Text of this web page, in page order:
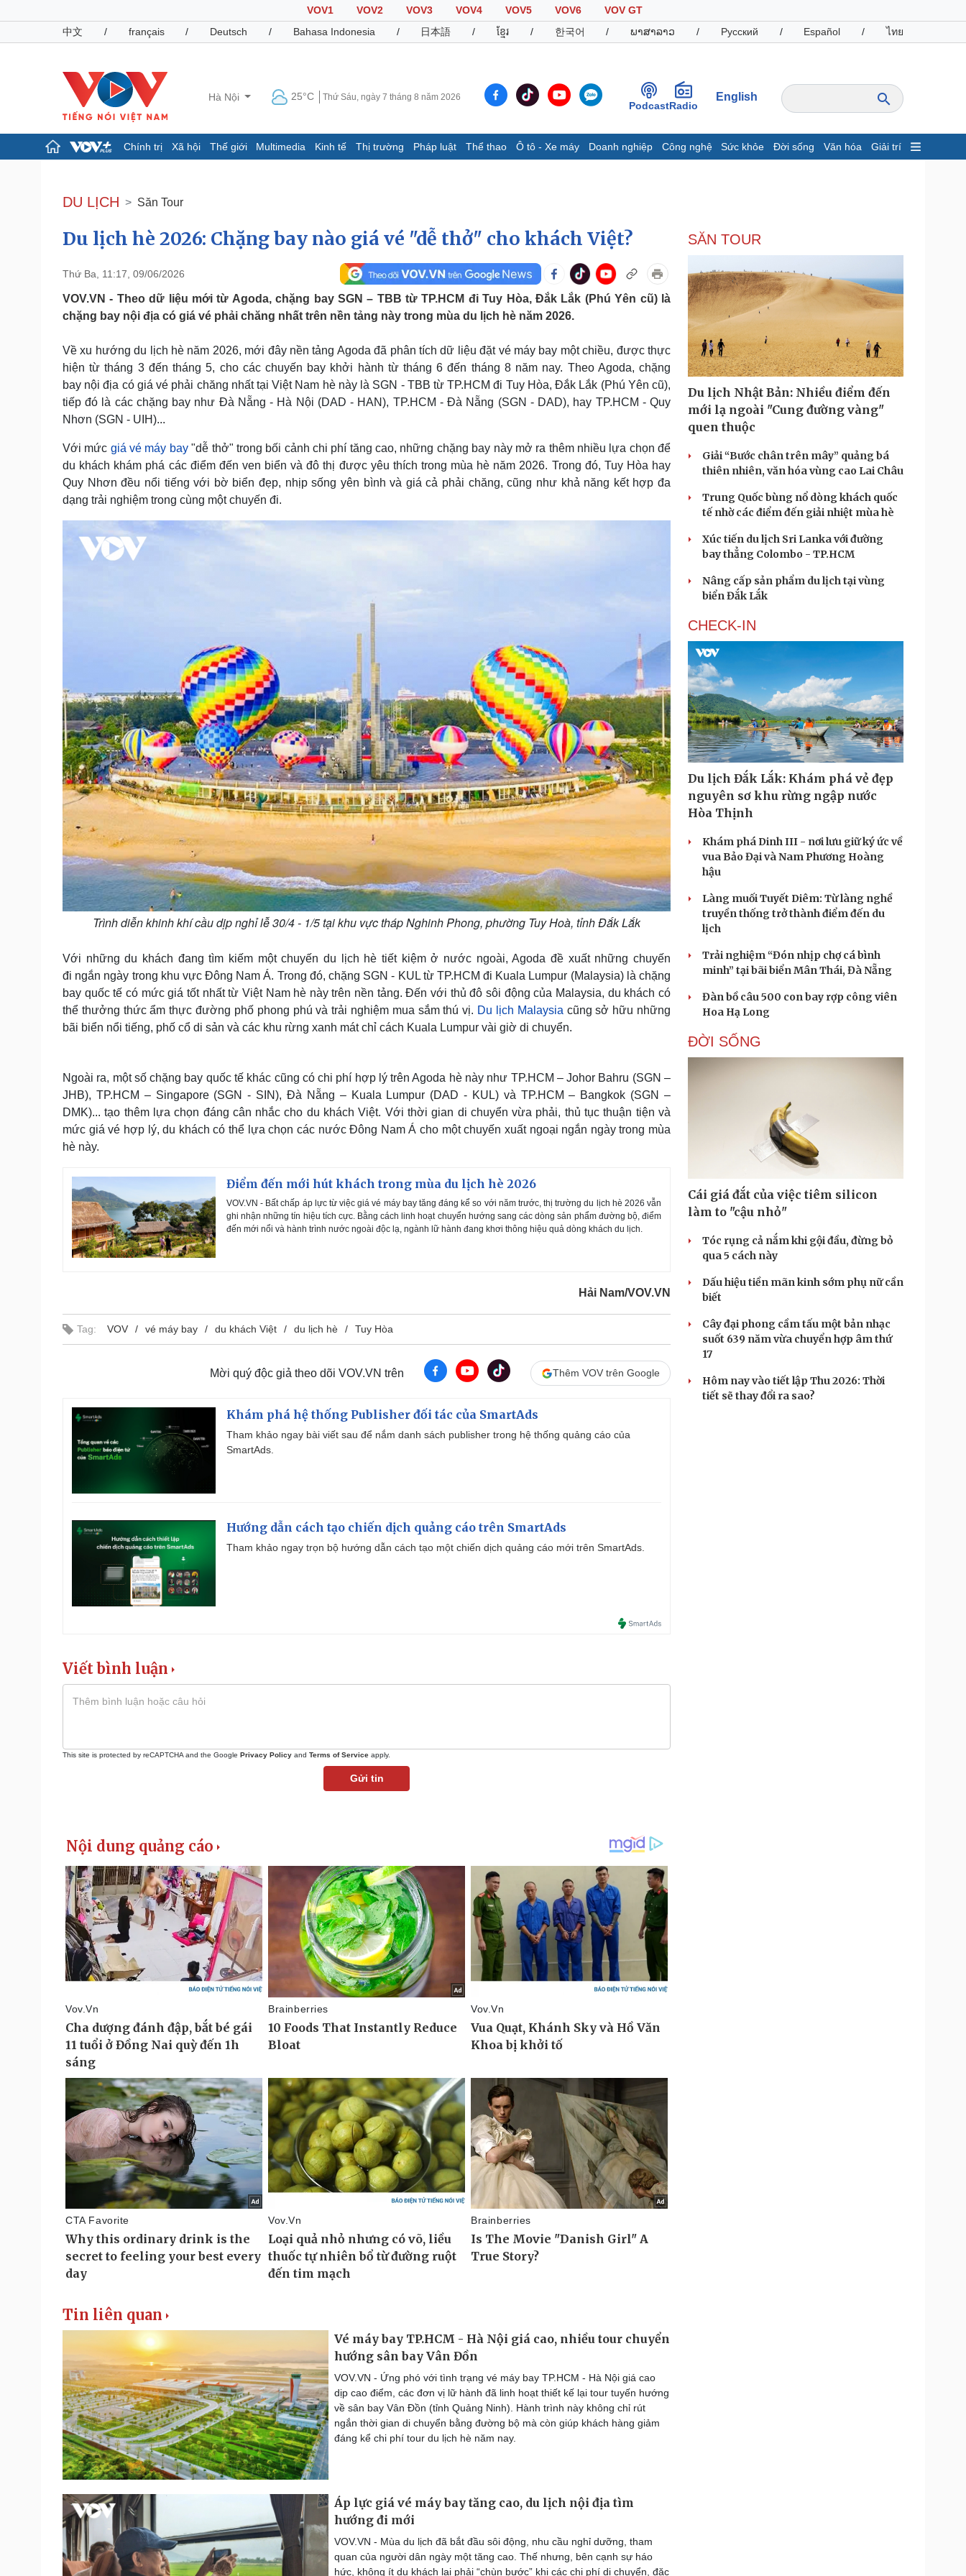
VOV1 VOV2 VOV3 VOV4 VOV5 VOV6
VOV GT
中文
/ français / Deutsch / Bahasa Indonesia / 日本語 / ខ្មែរ / 한국어 / ພາສາລາວ / Русский / Español / ไทย
Hà Nội 25°C Thứ Sáu, ngày 7 tháng 8 năm 2026
PodcastRadio
English
Chính trị Xã hội Thế giới Multimedia Kinh tế Thị trường Pháp luật Thể thao Ô tô - Xe máy Doanh nghiệp Công nghệ Sức khỏe Đời sống Văn hóa Giải trí
Đảng
Tổ chức nhân sự
Nhận diện sự thật
Dấu ấn VOV
Infographic
Giá cà phê
Pháp luật
Vụ án
Tư vấn luật
Quân sự - Quốc phòng
Vũ khí
Phân tích
Thể thao
Bóng đá
Thế giới thể thao
eSports
Hậu trường
Ô tô - Xe máy
Ô tô
Tư vấn
Doanh nghiệp
Thông tin doanh nghiệp
Doanh nghiệp 24h
Doanh nhân
Vì cộng đồng
Công nghệ
Tin Công nghệ
Trải nghiệm
Chuyển đổi số
Sức khỏe
Dinh dưỡng - món ngon
Sản phụ khoa
Nhi khoa
Nam khoa
Làm đẹp - giảm cân
Phòng mạch online
Ăn sạch sống khỏe
Đời sống
Tình yêu - Gia đình
Văn hóa
Âm nhạc
Di sản
Giải trí
Sao Việt
Du lịch
check-in
Podcast
Câu chuyện thời sự
Cửa sổ tình yêu
Kể chuyện cho bé
Hạt giống tâm hồn
Cải chính
DU LỊCH Săn Tour
Du lịch hè 2026: Chặng bay nào giá vé "dễ thở" cho khách Việt?
Thứ Ba, 11:17, 09/06/2026
VOV.VN - Theo dữ liệu mới từ Agoda, chặng bay SGN – TBB từ TP.HCM đi Tuy Hòa, Đắk Lắk (Phú Yên cũ) là
chặng bay nội địa có giá vé phải chăng nhất trên nền tảng này trong mùa du lịch hè năm 2026.
Về xu hướng du lịch hè năm 2026, mới đây nền tảng Agoda đã phân tích dữ liệu đặt vé máy bay một chiều, được thực
hiện từ tháng 3 đến tháng 5, cho các chuyến bay khởi hành từ tháng 6 đến tháng 8 năm nay. Theo Agoda, chặng
bay nội địa có giá vé phải chăng nhất tại Việt Nam hè này là SGN - TBB từ TP.HCM đi Tuy Hòa, Đắk Lắk (Phú Yên cũ),
tiếp đó là các chặng bay như Đà Nẵng - Hà Nội (DAD - HAN), TP.HCM - Đà Nẵng (SGN - DAD), hay TP.HCM - Quy
Nhơn (SGN - UIH)...
Với mức giá vé máy bay"dễ thở" trong bối cảnh chi phí tăng cao, những chặng bay này mở ra thêm nhiều lựa chọn để
du khách khám phá các điểm đến ven biển và đô thị được yêu thích trong mùa hè năm 2026. Trong đó, Tuy Hòa hay
Quy Nhơn đều nổi tiếng với bờ biển đẹp, nhịp sống yên bình và giá cả phải chăng, cũng như khả năng kết hợp đa
dạng trải nghiệm trong cùng một chuyến đi.
Trình diễn khinh khí cầu dịp nghỉ lễ 30/4 - 1/5 tại khu vực tháp Nghinh Phong, phường Tuy Hoà, tỉnh Đắk Lắk
Với những du khách đang tìm kiếm một chuyến du lịch hè tiết kiệm ở nước ngoài, Agoda đề xuất những chuyến
đi ngắn ngày trong khu vực Đông Nam Á. Trong đó, chặng SGN - KUL từ TP.HCM đi Kuala Lumpur (Malaysia) là chặng
bay quốc tế có mức giá tốt nhất từ Việt Nam hè này trên nền tảng. Đến với thủ đô sôi động của Malaysia, du khách có
thể thưởng thức ẩm thực đường phố phong phú và trải nghiệm mua sắm thú vị. Du lịch Malaysia cũng sở hữu những
bãi biển nổi tiếng, phố cổ di sản và các khu rừng xanh mát chỉ cách Kuala Lumpur vài giờ di chuyển.
Ngoài ra, một số chặng bay quốc tế khác cũng có chi phí hợp lý trên Agoda hè này như TP.HCM – Johor Bahru (SGN –
JHB), TP.HCM – Singapore (SGN - SIN), Đà Nẵng – Kuala Lumpur (DAD - KUL) và TP.HCM – Bangkok (SGN –
DMK)... tạo thêm lựa chọn đáng cân nhắc cho du khách Việt. Với thời gian di chuyển vừa phải, thủ tục thuận tiện và
mức giá vé hợp lý, du khách có thể lựa chọn các nước Đông Nam Á cho một chuyến xuất ngoại ngắn ngày trong mùa
hè này.
Điểm đến mới hút khách trong mùa du lịch hè 2026
VOV.VN - Bất chấp áp lực từ việc giá vé máy bay tăng đáng kể so với năm trước, thị trường du lịch hè 2026 vẫn
ghi nhận những tín hiệu tích cực. Bằng cách linh hoạt chuyển hướng sang các dòng sản phẩm đường bộ, điểm
đến mới nổi và hành trình nước ngoài độc lạ, ngành lữ hành đang khơi thông hiệu quả dòng khách du lịch.
Hải Nam/VOV.VN
Tag: VOV vé máy bay du khách Việt du lịch hè Tuy Hòa
Mời quý độc giả theo dõi VOV.VN trên Thêm VOV trên Google
Khám phá hệ thống Publisher đối tác của SmartAds
Tham khảo ngay bài viết sau để nắm danh sách publisher trong hệ thống quảng cáo của
SmartAds.
Hướng dẫn cách tạo chiến dịch quảng cáo trên SmartAds
Tham khảo ngay trọn bộ hướng dẫn cách tạo một chiến dịch quảng cáo mới trên SmartAds.
Viết bình luận
This site is protected by reCAPTCHA and the Google Privacy Policy and Terms of Service apply.
Gửi tin
Tin liên quan
Vé máy bay TP.HCM - Hà Nội giá cao, nhiều tour chuyển
hướng sân bay Vân Đồn
VOV.VN - Ứng phó với tình trạng vé máy bay TP.HCM - Hà Nội giá cao
dịp cao điểm, các đơn vị lữ hành đã linh hoạt thiết kế lại tour tuyến hướng
về sân bay Vân Đồn (tỉnh Quảng Ninh). Hành trình này không chỉ rút
ngắn thời gian di chuyển bằng đường bộ mà còn giúp khách hàng giảm
đáng kể chi phí tour du lịch hè năm nay.
Áp lực giá vé máy bay tăng cao, du lịch nội địa tìm
hướng đi mới
VOV.VN - Mùa du lịch đã bắt đầu sôi động, nhu cầu nghỉ dưỡng, tham
quan của người dân ngày một tăng cao. Thế nhưng, bên cạnh sự háo
hức, không ít du khách lại phải “chùn bước” khi các chi phí di chuyển, đặc
SĂN TOUR
Du lịch Nhật Bản: Nhiều điểm đến
mới lạ ngoài "Cung đường vàng"
quen thuộc
Giải “Bước chân trên mây” quảng bá
thiên nhiên, văn hóa vùng cao Lai Châu
Trung Quốc bùng nổ dòng khách quốc
tế nhờ các điểm đến giải nhiệt mùa hè
Xúc tiến du lịch Sri Lanka với đường
bay thẳng Colombo - TP.HCM
Nâng cấp sản phẩm du lịch tại vùng
biển Đắk Lắk
CHECK-IN
Du lịch Đắk Lắk: Khám phá vẻ đẹp
nguyên sơ khu rừng ngập nước
Hòa Thịnh
Khám phá Dinh III - nơi lưu giữ ký ức về
vua Bảo Đại và Nam Phương Hoàng
hậu
Làng muối Tuyết Diêm: Từ làng nghề
truyền thống trở thành điểm đến du
lịch
Trải nghiệm “Đón nhịp chợ cá bình
minh” tại bãi biển Mân Thái, Đà Nẵng
Đàn bồ câu 500 con bay rợp công viên
Hoa Hạ Long
ĐỜI SỐNG
Cái giá đắt của việc tiêm silicon
làm to "cậu nhỏ"
Tóc rụng cả nắm khi gội đầu, đừng bỏ
qua 5 cách này
Dấu hiệu tiền mãn kinh sớm phụ nữ cần
biết
Cây đại phong cầm tấu một bản nhạc
suốt 639 năm vừa chuyển hợp âm thứ
17
Hôm nay vào tiết lập Thu 2026: Thời
tiết sẽ thay đổi ra sao?